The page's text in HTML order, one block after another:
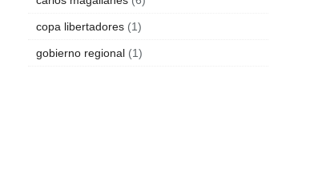
copa libertadores (1)
gobierno regional (1)